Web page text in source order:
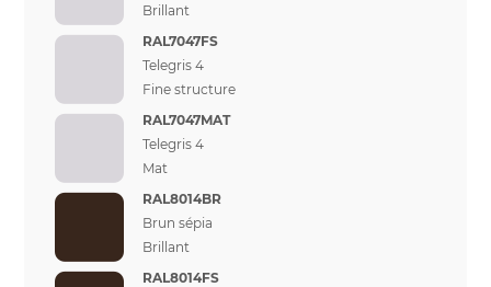
Brillant
RAL7047FS
Telegris 4
Fine structure
RAL7047MAT
Telegris 4
Mat
RAL8014BR
Brun sépia
Brillant
RAL8014FS